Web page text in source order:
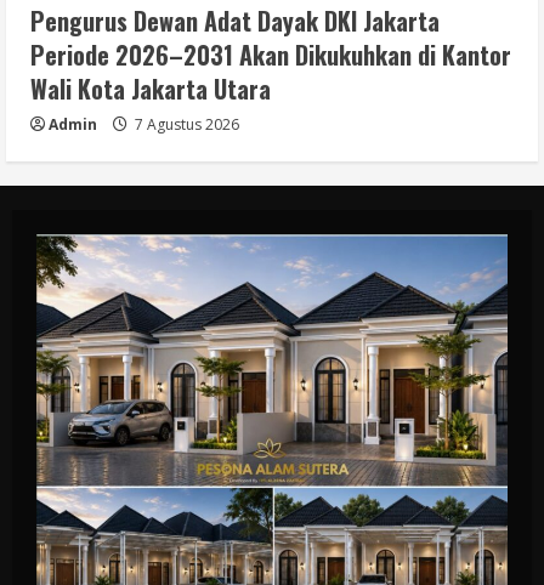
Pengurus Dewan Adat Dayak DKI Jakarta
Periode 2026–2031 Akan Dikukuhkan di Kantor
Wali Kota Jakarta Utara
Admin 7 Agustus 2026